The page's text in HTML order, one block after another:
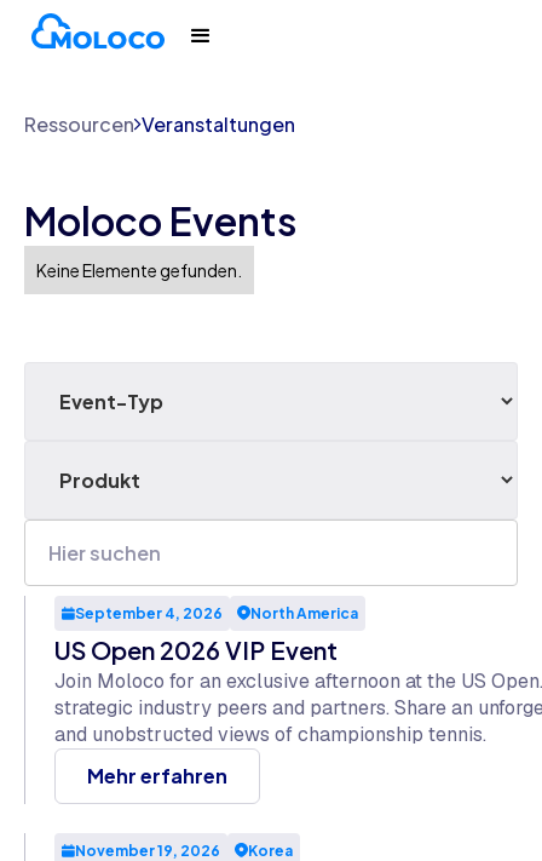
Ressourcen Veranstaltungen
Moloco Events
Keine Elemente gefunden.
September 4, 2026 North America
US Open 2026 VIP Event
Join Moloco for an exclusive afternoon at the US
strategic industry peers and partners. Share an
and unobstructed views of championship tennis.
Mehr erfahren
November 19, 2026 Korea